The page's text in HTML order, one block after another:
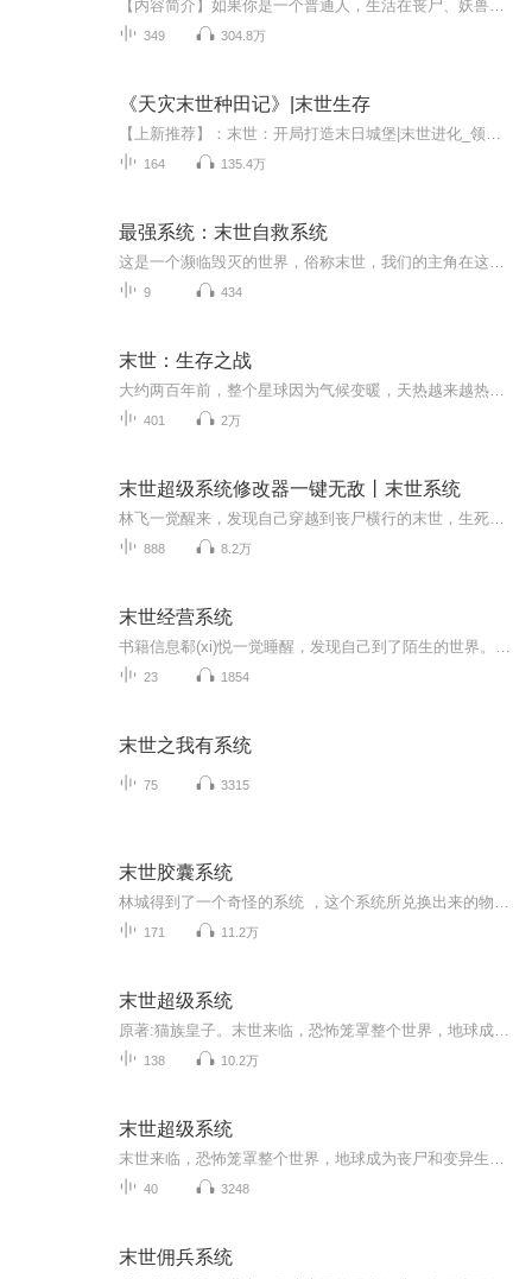
349 304.8万
《天灾末世种田记》|末世生存
164 135.4万
最强系统：末世自救系统
9 434
末世：生存之战
401 2万
末世超级系统修改器一键无敌丨末世系统
888 8.2万
末世经营系统
23 1854
末世之我有系统
75 3315
末世胶囊系统
171 11.2万
末世超级系统
138 10.2万
末世超级系统
40 3248
末世佣兵系统